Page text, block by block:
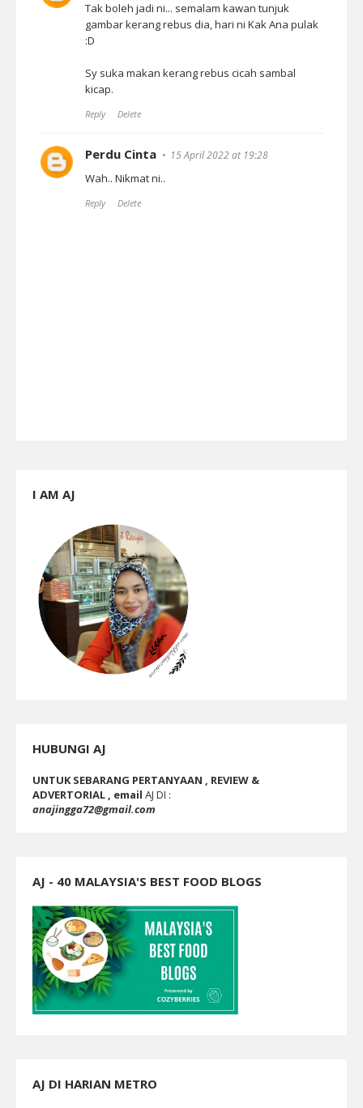
Tak boleh jadi ni... semalam kawan tunjuk
gambar kerang rebus dia, hari ni Kak Ana pulak
:D
Sy suka makan kerang rebus cicah sambal
kicap.
Reply Delete
Perdu Cinta 15 April 2022 at 19:28
Wah.. Nikmat ni..
Reply Delete
I AM AJ
HUBUNGI AJ
UNTUK SEBARANG PERTANYAAN , REVIEW &
ADVERTORIAL , email AJ DI :
anajingga72@gmail.com
AJ - 40 MALAYSIA'S BEST FOOD BLOGS
AJ DI HARIAN METRO